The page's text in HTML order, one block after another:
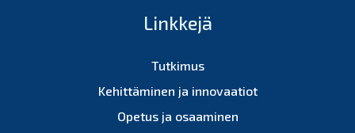
Linkkejä
Tutkimus
Kehittäminen ja innovaatiot
Opetus ja osaaminen